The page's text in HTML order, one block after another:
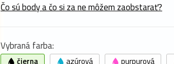
Čo sú body a čo si za ne môžem zaobstarať?
Vybraná farba:
čierna azúrová purpurová